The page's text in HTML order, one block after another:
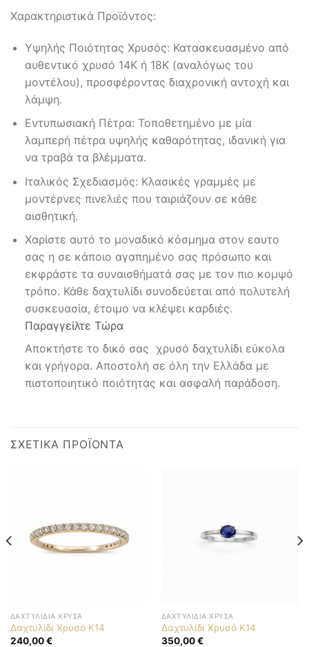
Χαρακτηριστικά Προϊόντος:
Υψηλής Ποιότητας Χρυσός: Κατασκευασμένο από
αυθεντικό χρυσό 14Κ ή 18Κ (αναλόγως του
μοντέλου), προσφέροντας διαχρονική αντοχή και
λάμψη.
Εντυπωσιακή Πέτρα: Τοποθετημένο με μία
λαμπερή πέτρα υψηλής καθαρότητας, ιδανική για
να τραβά τα βλέμματα.
Ιταλικός Σχεδιασμός: Κλασικές γραμμές με
μοντέρνες πινελιές που ταιριάζουν σε κάθε
αισθητική.
Χαρίστε αυτό το μοναδικό κόσμημα στον εαυτο
σας η σε κάποιο αγαπημένο σας πρόσωπο και
εκφράστε τα συναισθήματά σας με τον πιο κομψό
τρόπο. Κάθε δαχτυλίδι συνοδεύεται από πολυτελή
συσκευασία, έτοιμο να κλέψει καρδιές.
Παραγγείλτε Τώρα
Αποκτήστε το δικό σας χρυσό δαχτυλίδι εύκολα
και γρήγορα. Αποστολή σε όλη την Ελλάδα με
πιστοποιητικό ποιότητας και ασφαλή παράδοση.
ΣΧΕΤΙΚΆ ΠΡΟΪΌΝΤΑ
ΔΑΧΤΥΛΊΔΙΑ ΧΡΥΣΆ
Δαχτυλίδι Χρυσό Κ14
240,00€
ΔΑΧΤΥΛΊΔΙΑ ΧΡΥΣΆ
Δαχτυλίδι Χρυσό Κ14
350,00€